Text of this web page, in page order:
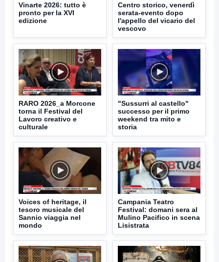
Vinarte 2026: tutto è
pronto per la XVI
edizione
Centro storico, venerdì
serata-evento dopo
l'appello del vicario del
vescovo
RARO 2026_a Morcone
torna il Festival del
Lavoro creativo e
culturale
"Sussurri al castello"
successo per il primo
weekend tra mito e
storia
Voices of heritage, il
tesoro musicale del
Sannio viaggia nel
mondo
Campania Teatro
Festival: domani sera al
Mulino Pacifico in scena
Lisistrata